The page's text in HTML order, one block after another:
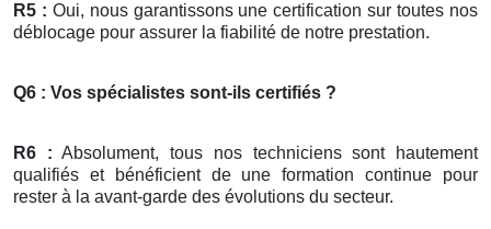
R5 : Oui, nous garantissons une certification sur toutes nos
déblocage pour assurer la fiabilité de notre prestation.
Q6 : Vos spécialistes sont-ils certifiés ?
R6 : Absolument, tous nos techniciens sont hautement
qualifiés et bénéficient de une formation continue pour
rester à la avant-garde des évolutions du secteur.